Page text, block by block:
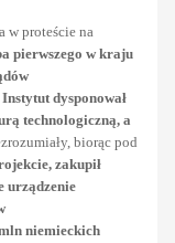
w proteście na
pierwszego w kraju
dysponował
technologiczną, a
biorąc pod
zakupił
urządzenie
niemieckich